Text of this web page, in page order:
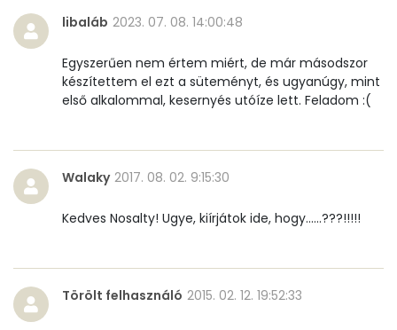
β-crypt
Likopin
0 micro
Lut-zea
122 micro
Összesen 957 kcal
libaláb 2023. 07. 08. 14:00:48
Egyszerűen nem értem miért, de már másodszor
készítettem el ezt a süteményt, és ugyanúgy, mint
első alkalommal, kesernyés utóíze lett. Feladom :(
Walaky 2017. 08. 02. 9:15:30
Kedves Nosalty! Ugye, kiírjátok ide, hogy......???!!!!!
Törölt felhasználó 2015. 02. 12. 19:52:33